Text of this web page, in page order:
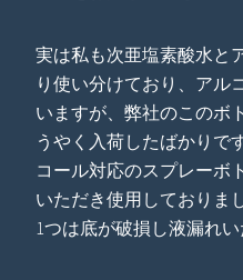
実は私も次亜塩素酸水と
り使い分けており、アル
いますが、弊社のこのボ
うやく入荷したばかりで
コール対応のスプレーボ
いただき使用しておりま
1つは底が破損し液漏れい